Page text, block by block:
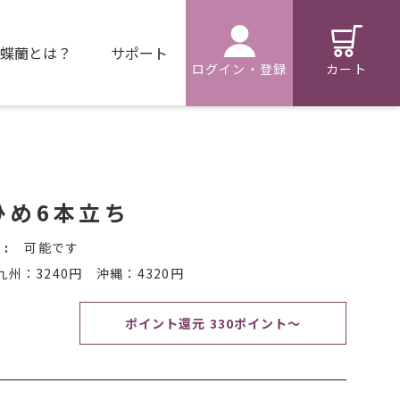
蘭とは？ サポート
ログイン・登録 カート
6本立ち
可能です
州：3240円 沖縄：4320円
ポイント還元 330ポイント～